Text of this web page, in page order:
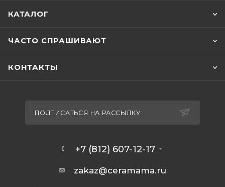
КАТАЛОГ
ЧАСТО СПРАШИВАЮТ
КОНТАКТЫ
ПОДПИСАТЬСЯ НА РАССЫЛКУ
+7 (812) 607-12-17
zakaz@ceramama.ru